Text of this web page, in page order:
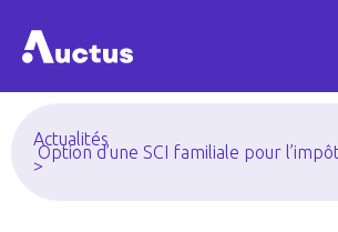
Actualités
>
Option d’une SCI familiale pour